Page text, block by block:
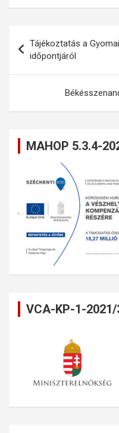
navigáció
Tájékoztatás a
időpontjáról
MAHOP 5.3.4-
VCA-KP-1-